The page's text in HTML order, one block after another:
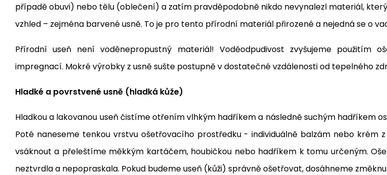
případě obuvi) nebo tělu (oblečení) a zatím pravděpodobně nikdo nevynalezl materiál,
vzhled – zejména barvené usně. To je pro tento přírodní materiál přirozené a nejedná se o
Přírodní useň není voděnepropustný materiál! Voděodpudivost zvyšujeme
impregnací. Mokré výrobky z usně sušte postupně v dostatečné vzdálenosti od tepelného
Hladké a povrstvené usně (hladká kůže)
Hladkou a lakovanou useň čistíme otřením vlhkým hadříkem a následně suchým hadříkem
Poté naneseme tenkou vrstvu ošetřovacího prostředku - individuálně balzám nebo krém
vsáknout a přeleštíme měkkým kartáčem, houbičkou nebo hadříkem k tomu určeným.
neztvrdla a nepopraskala. Pokud budeme useň (kůži) správně ošetřovat, dosáhneme